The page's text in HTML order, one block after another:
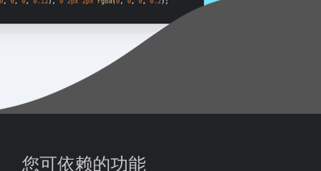
您可依赖的功能